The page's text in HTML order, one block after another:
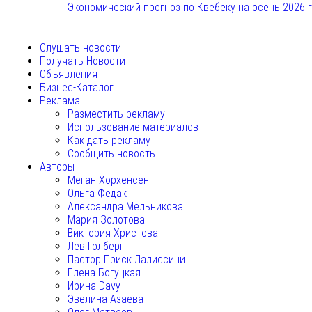
Экономический прогноз по Квебеку на осень 2026
Слушать новости
Получать Новости
Объявления
Бизнес-Каталог
Реклама
Разместить рекламу
Использование материалов
Как дать рекламу
Сообщить новость
Авторы
Меган Хорхенсен
Ольга Федак
Александра Мельникова
Мария Золотова
Виктория Христова
Лев Голберг
Пастор Приск Лалиссини
Елена Богуцкая
Ирина Davy
Эвелина Азаева